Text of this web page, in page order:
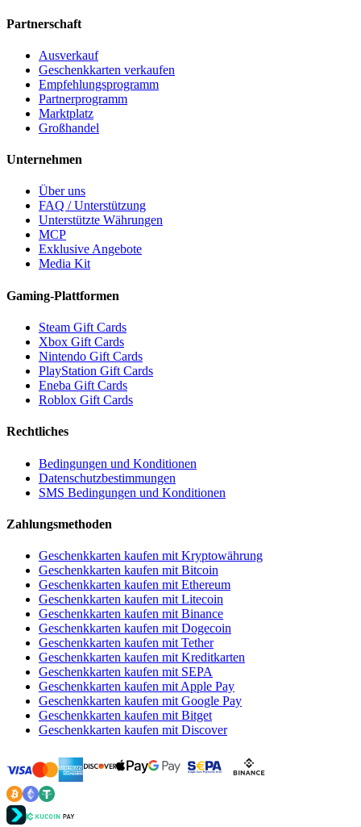
Partnerschaft
Ausverkauf
Geschenkkarten verkaufen
Empfehlungsprogramm
Partnerprogramm
Marktplatz
Großhandel
Unternehmen
Über uns
FAQ / Unterstützung
Unterstützte Währungen
MCP
Exklusive Angebote
Media Kit
Gaming-Plattformen
Steam Gift Cards
Xbox Gift Cards
Nintendo Gift Cards
PlayStation Gift Cards
Eneba Gift Cards
Roblox Gift Cards
Rechtliches
Bedingungen und Konditionen
Datenschutzbestimmungen
SMS Bedingungen und Konditionen
Zahlungsmethoden
Geschenkkarten kaufen mit Kryptowährung
Geschenkkarten kaufen mit Bitcoin
Geschenkkarten kaufen mit Ethereum
Geschenkkarten kaufen mit Litecoin
Geschenkkarten kaufen mit Binance
Geschenkkarten kaufen mit Dogecoin
Geschenkkarten kaufen mit Tether
Geschenkkarten kaufen mit Kreditkarten
Geschenkkarten kaufen mit SEPA
Geschenkkarten kaufen mit Apple Pay
Geschenkkarten kaufen mit Google Pay
Geschenkkarten kaufen mit Bitget
Geschenkkarten kaufen mit Discover